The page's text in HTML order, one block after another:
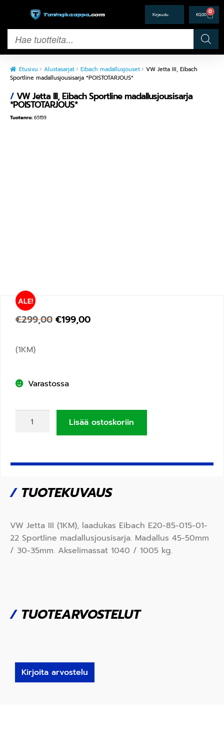
€0,00 0
Etusivu Alustasarjat Eibach madallusjouset
VW Jetta III, Eibach
Sportline madallusjousisarja *POISTOTARJOUS*
/VW Jetta III, Eibach Sportline madallusjousisarja
*POISTOTARJOUS*
Tuotenro: 65159
ALE!
€299,00 €199,00
(1KM)
Varastossa
Lisää ostoskoriin
/TUOTEKUVAUS
VW Jetta III (1KM), laadukas Eibach E20-85-015-01-
22 Sportline madallusjousisarja. Madallus 45-50mm
/ 30-35mm. Akselimassat 1040 / 1005 kg.
/TUOTEARVOSTELUT
Kirjoita arvostelu